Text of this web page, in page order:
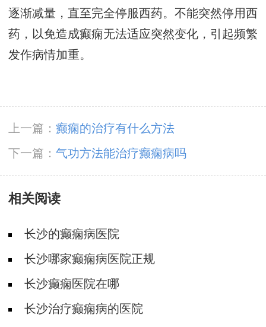
逐渐减量，直至完全停服西药。不能突然停用西
药，以免造成癫痫无法适应突然变化，引起频繁
发作病情加重。
上一篇： 癫痫的治疗有什么方法
下一篇： 气功方法能治疗癫痫病吗
相关阅读
长沙的癫痫病医院
长沙哪家癫痫病医院正规
长沙癫痫医院在哪
长沙治疗癫痫病的医院